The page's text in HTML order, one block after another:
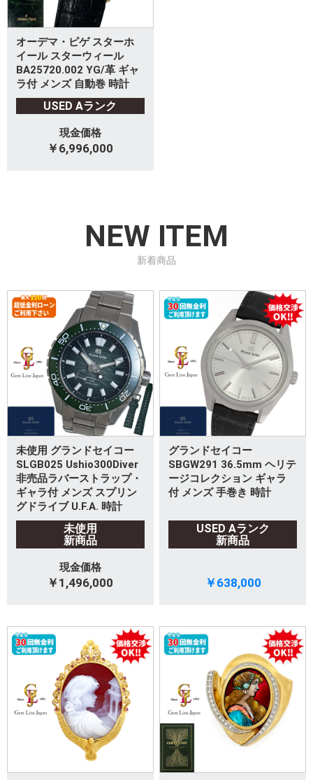
オーデマ・ピゲ スターホ
イール スターウィール
BA25720.002 YG/革 ギャ
ラ付 メンズ 自動巻 時計
USED Aランク
現金価格
￥6,996,000
NEW ITEM
新着商品
未使用 グランドセイコー
SLGB025 Ushio300Diver
非売品ラバーストラップ・
ギャラ付 メンズ スプリン
グドライブ U.F.A. 時計
未使用
新商品
現金価格
￥1,496,000
グランドセイコー
SBGW291 36.5mm ヘリテ
ージコレクション ギャラ
付 メンズ 手巻き 時計
USED Aランク
新商品
￥638,000